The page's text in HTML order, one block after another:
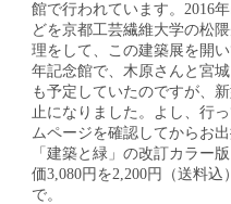
館で行われています。2016
どを京都工芸繊維大学の松
理をして、この建築展を開
年記念館で、木原さんと宮
も予定していたのですが、
止になりました。よし、行
ムページを確認してからお
「建築と緑」の改訂カラー
価3,080円を2,200円（送料
で。